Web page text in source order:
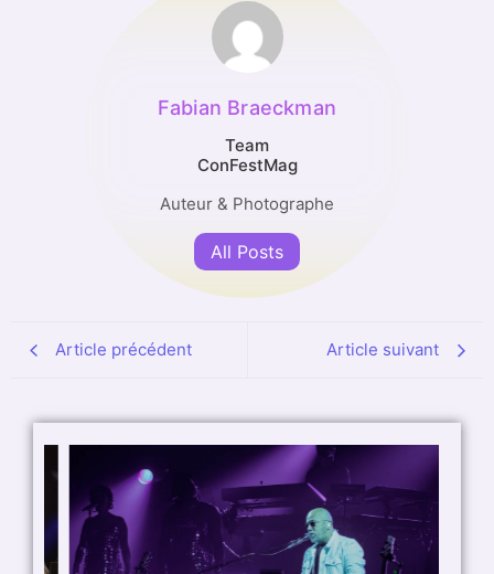
Fabian Braeckman
Team
ConFestMag
Auteur & Photographe
All Posts
Article précédent Article suivant